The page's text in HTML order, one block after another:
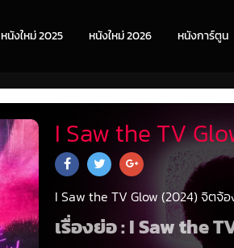
หนังใหม่ 2025 หนังใหม่ 2026 หนังการ์ตูน
I Saw the TV
I Saw the TV Glow (2024) จิตจ้
เรื่องย่อ : I Saw the